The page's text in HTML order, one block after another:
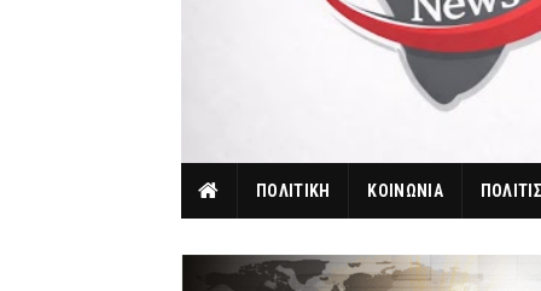
ΠΟΛΙΤΙΚΗ ΚΟΙΝΩΝΙΑ